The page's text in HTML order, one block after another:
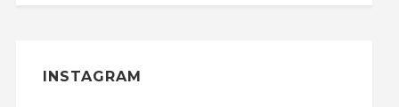
INSTAGRAM